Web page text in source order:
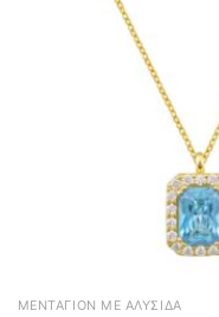
ΜΕΝΤΑΓΙΌΝ ΜΕ ΑΛΥΣΊΔΑ